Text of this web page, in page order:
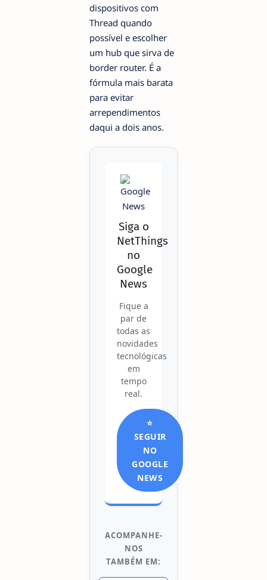
dispositivos com
Thread quando
possível e escolher
um hub que sirva de
border router. É a
fórmula mais barata
para evitar
arrependimentos
daqui a dois anos.
Siga o
NetThings
no
Google
News
Fique a
par de
todas as
novidades
tecnológicas
em
tempo
real.
⭐
SEGUIR
NO
GOOGLE
NEWS
ACOMPANHE-
NOS
TAMBÉM EM: